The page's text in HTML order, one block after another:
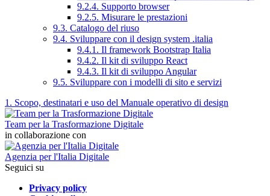
9.2.4. Supporto browser
9.2.5. Misurare le prestazioni
9.3. Catalogo del riuso
9.4. Sviluppare con il design system .italia
9.4.1. Il framework Bootstrap Italia
9.4.2. Il kit di sviluppo React
9.4.3. Il kit di sviluppo Angular
9.5. Sviluppare con i modelli di sito e servizi
1. Scopo, destinatari e uso del Manuale operativo di design
Team per la Trasformazione Digitale
in collaborazione con
Agenzia per l'Italia Digitale
Seguici su
Privacy policy